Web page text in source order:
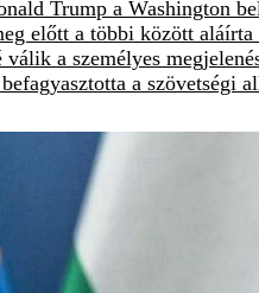
Trump a Washington
előtt a többi között
a személyes
a szövetségi